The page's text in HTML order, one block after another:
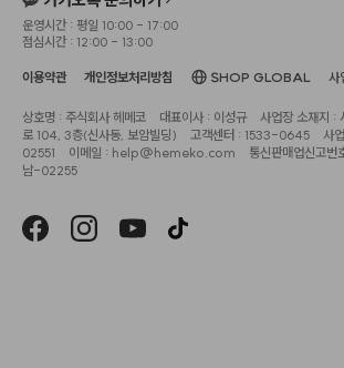
운영시간 : 평일 10:00 - 17:00
점심시간 : 12:00 - 13:00
이용약관 개인정보처리방침 SHOP GLOBAL 사
상호명 : 주식회사 헤메코 대표이사 : 이성규
사업장 소재지 :
로 104, 3층(신사동, 보암빌딩)
고객센터 : 1533-0645
사
02551
이메일 : help@hemeko.com
통신판매업신고
남-02255